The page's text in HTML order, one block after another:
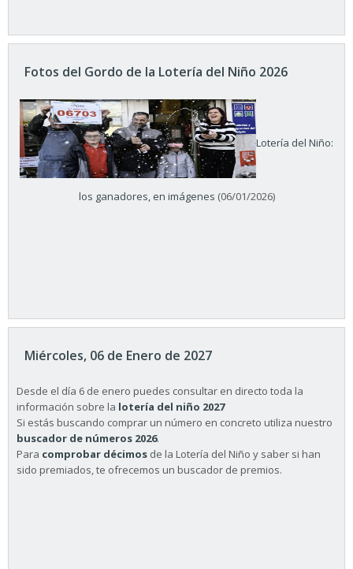
Fotos del Gordo de la Lotería del Niño 2026
Lotería del Niño:
los ganadores, en imágenes (06/01/2026)
Miércoles, 06 de Enero de 2027
Desde el día 6 de enero puedes consultar en directo toda la
información sobre la lotería del niño 2027
Si estás buscando comprar un número en concreto utiliza nuestro
buscador de números 2026.
Para comprobar décimos de la Lotería del Niño y saber si han
sido premiados, te ofrecemos un buscador de premios.